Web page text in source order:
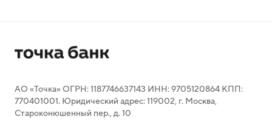
АО «Точка» ОГРН: 1187746637143 ИНН: 9705120864 КПП:
770401001. Юридический адрес: 119002, г. Москва,
Староконюшенный пер., д. 10